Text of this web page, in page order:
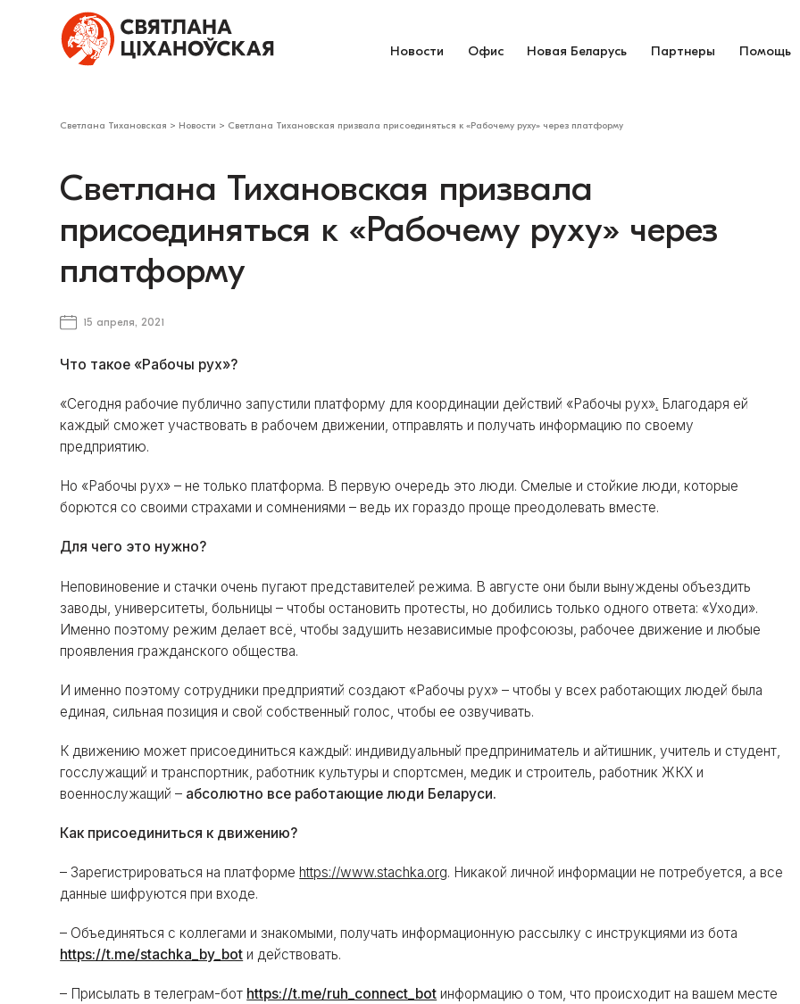
Новости Офис Новая Беларусь Партнеры Помощь
Светлана Тихановская > Новости > Светлана Тихановская призвала присоединяться к «Рабочему руху» через платформу
Светлана Тихановская призвала
присоединяться к «Рабочему руху» через
платформу
15 апреля, 2021
Что такое «Рабочы рух»?
«Сегодня рабочие публично запустили платформу для координации действий «Рабочы рух». Благодаря ей
каждый сможет участвовать в рабочем движении, отправлять и получать информацию по своему
предприятию.
Но «Рабочы рух» – не только платформа. В первую очередь это люди. Смелые и стойкие люди, которые
борются со своими страхами и сомнениями – ведь их гораздо проще преодолевать вместе.
Для чего это нужно?
Неповиновение и стачки очень пугают представителей режима. В августе они были вынуждены объездить
заводы, университеты, больницы – чтобы остановить протесты, но добились только одного ответа: «Уходи».
Именно поэтому режим делает всё, чтобы задушить независимые профсоюзы, рабочее движение и любые
проявления гражданского общества.
И именно поэтому сотрудники предприятий создают «Рабочы рух» – чтобы у всех работающих людей была
единая, сильная позиция и свой собственный голос, чтобы ее озвучивать.
К движению может присоединиться каждый: индивидуальный предприниматель и айтишник, учитель и студент,
госслужащий и транспортник, работник культуры и спортсмен, медик и строитель, работник ЖКХ и
военнослужащий – абсолютно все работающие люди Беларуси.
Как присоединиться к движению?
– Зарегистрироваться на платформе https://www.stachka.org. Никакой личной информации не потребуется, а все
данные шифруются при входе.
– Объединяться с коллегами и знакомыми, получать информационную рассылку с инструкциями из бота
https://t.me/stachka_by_bot и действовать.
– Присылать в телеграм-бот https://t.me/ruh_connect_bot информацию о том, что происходит на вашем месте